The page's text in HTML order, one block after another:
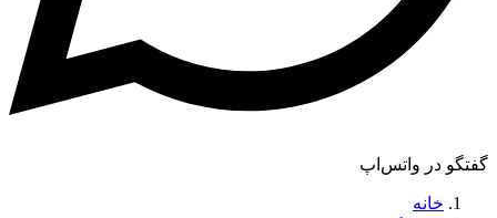
گفتگو در واتس‌اپ
خانه